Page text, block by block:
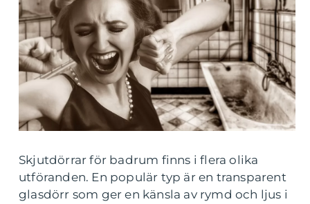
Skjutdörrar för badrum finns i flera olika
utföranden. En populär typ är en transparent
glasdörr som ger en känsla av rymd och ljus i